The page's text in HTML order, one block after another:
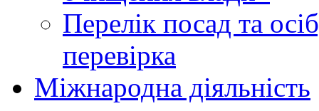
Перелік посад та
перевірка
Міжнародна діяльність